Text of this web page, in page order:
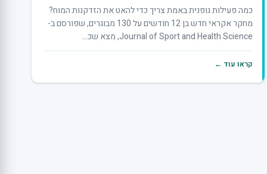
כמה פעילות גופנית באמת צריך כדי להאט את הזדקנות המוח?
מחקר אקראי חדש בן 12 חודשים על 130 מבוגרים, שפורסם ב-
Journal of Sport and Health Science, מצא שכ...
קראו עוד ←